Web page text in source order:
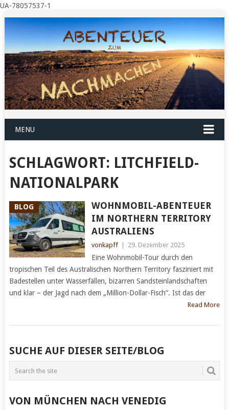
UA-78057537-1
MENU
SCHLAGWORT: LITCHFIELD-
NATIONALPARK
BLOG
WOHNMOBIL-ABENTEUER
IM NORTHERN TERRITORY
AUSTRALIENS
vonkapff 29. Dezember 2025
Eine Wohnmobil-Tour durch den
tropischen Teil des Australischen Northern Territory fasziniert mit
Badestellen unter Wasserfällen, bizarren Sandsteinlandschaften
und klar – der Jagd nach dem „Million-Dollar-Fisch“. Ist das der
Read More
POSTS
NAVIGATION
SUCHE AUF DIESER SEITE/BLOG
VON MÜNCHEN NACH VENEDIG